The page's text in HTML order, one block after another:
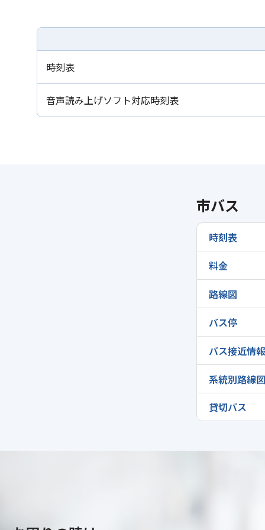
時刻表
音声読み上げソフト対応時刻表
市バス
時刻表
料金
路線図
バス停
バス接近情報
系統別路線図
貸切バス